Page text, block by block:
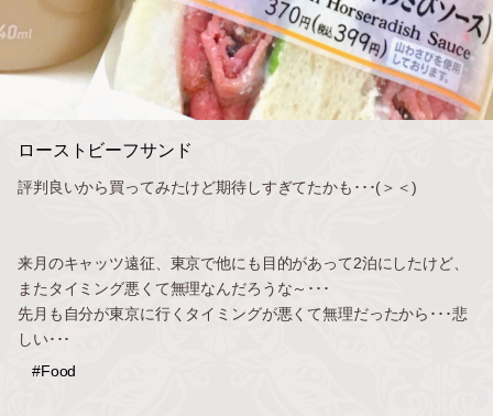
ローストビーフサンド
評判良いから買ってみたけど期待しすぎてたかも･･･(＞＜)
来月のキャッツ遠征、東京で他にも目的があって2泊にしたけど、
またタイミング悪くて無理なんだろうな～･･･
先月も自分が東京に行くタイミングが悪くて無理だったから･･･悲
しい･･･
#Food